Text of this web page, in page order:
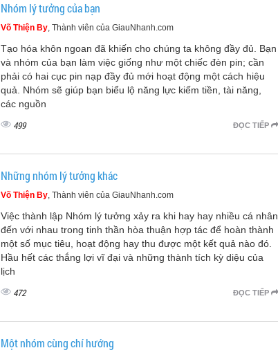
Nhóm lý tưởng của bạn
Võ Thiện By, Thành viên của GiauNhanh.com
Tạo hóa khôn ngoan đã khiến cho chúng ta không đầy đủ. Bạn
và nhóm của bạn làm việc giống như một chiếc đèn pin; cần
phải có hai cục pin nạp đầy đủ mới hoạt động một cách hiệu
quả. Nhóm sẽ giúp bạn biểu lộ năng lực kiếm tiền, tài năng,
các nguồn
ĐỌC TIẾP
499
Những nhóm lý tưởng khác
Võ Thiện By, Thành viên của GiauNhanh.com
Việc thành lập Nhóm lý tưởng xảy ra khi hay hay nhiều cá nhân
đến với nhau trong tinh thần hòa thuận hợp tác để hoàn thành
một số mục tiêu, hoạt động hay thu được một kết quả nào đó.
Hầu hết các thắng lợi vĩ đại và những thành tích kỳ diệu của
lịch
ĐỌC TIẾP
472
Một nhóm cùng chí hướng